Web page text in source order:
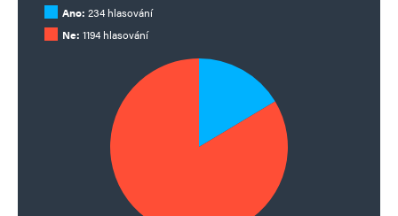
Ano: 234 hlasování
Ne: 1194 hlasování